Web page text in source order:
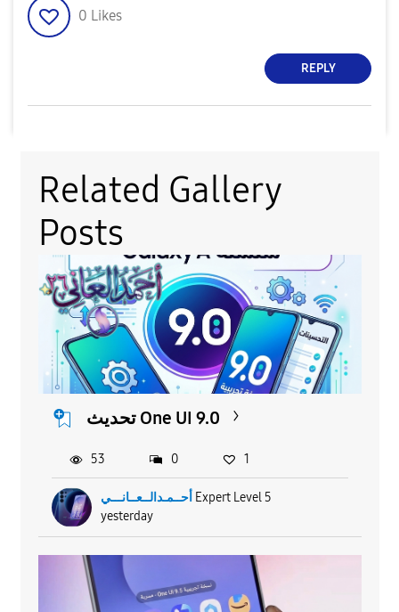
0 Likes
REPLY
Related Gallery
Posts
تحديث One UI 9.0
أحــمـدالــعــانـــي Expert Level 5
yesterday
53 0 1